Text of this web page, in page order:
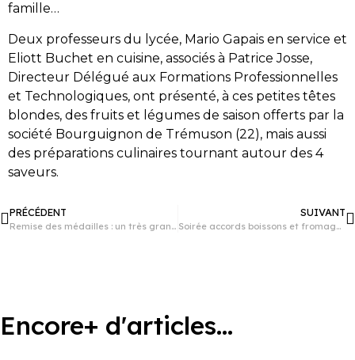
famille…
Deux professeurs du lycée, Mario Gapais en service et
Eliott Buchet en cuisine, associés à Patrice Josse,
Directeur Délégué aux Formations Professionnelles
et Technologiques, ont présenté, à ces petites têtes
blondes, des fruits et légumes de saison offerts par la
société Bourguignon de Trémuson (22), mais aussi
des préparations culinaires tournant autour des 4
saveurs.
PRÉCÉDENT
Remise des médailles : un très grand cru pour le lycée
SUIVANT
Soirée accords boissons et fromages
Encore+ d'articles...